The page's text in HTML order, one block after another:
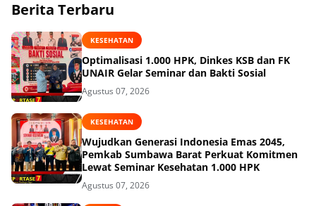
Berita Terbaru
KESEHATAN
Optimalisasi 1.000 HPK, Dinkes KSB dan FK
UNAIR Gelar Seminar dan Bakti Sosial
Agustus 07, 2026
KESEHATAN
Wujudkan Generasi Indonesia Emas 2045,
Pemkab Sumbawa Barat Perkuat Komitmen
Lewat Seminar Kesehatan 1.000 HPK
Agustus 07, 2026